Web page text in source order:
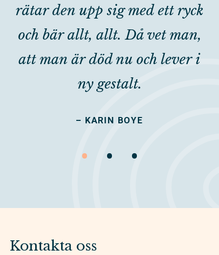
rätar den upp sig med ett ryck
och bär allt, allt. Då vet man,
att man är död nu och lever i
ny gestalt.
– KARIN BOYE
• • •
Kontakta oss